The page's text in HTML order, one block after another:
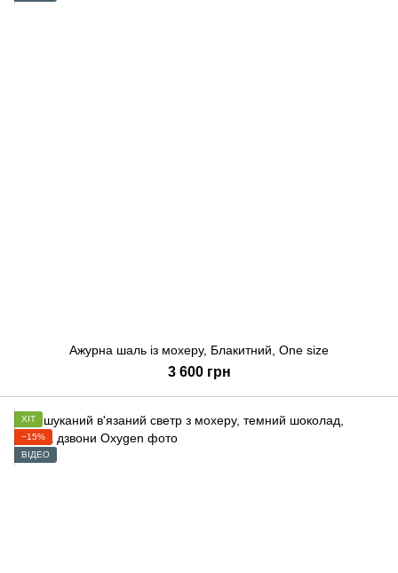
Ажурна шаль із мохеру, Блакитний, One size
3 600 грн
ХІТ
−15%
ВІДЕО